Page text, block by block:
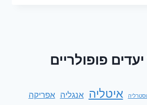
פופולריים
איטליה אנגליה אפריקה